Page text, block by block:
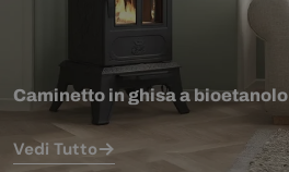
Caminetto in ghisa a bioetanolo
Vedi Tutto